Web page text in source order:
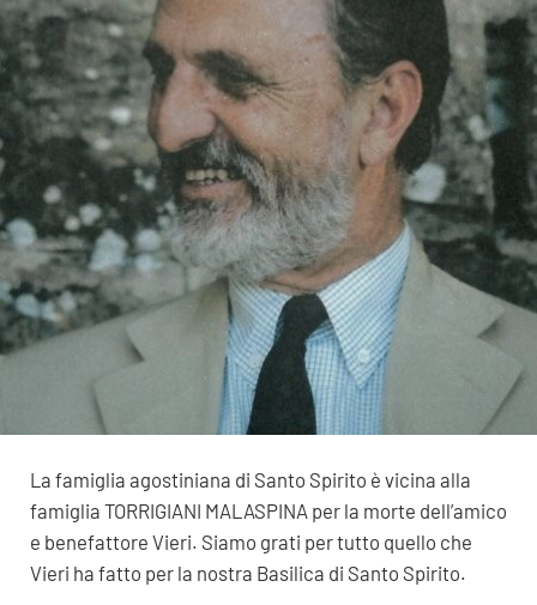
La famiglia agostiniana di Santo Spirito è vicina alla
famiglia TORRIGIANI MALASPINA per la morte dell’amico
e benefattore Vieri. Siamo grati per tutto quello che
Vieri ha fatto per la nostra Basilica di Santo Spirito.